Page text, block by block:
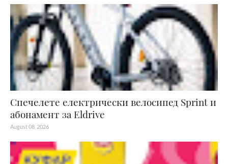
Спечелете електрически велосипед Sprint и
абонамент за Eldrive
August 08, 2026